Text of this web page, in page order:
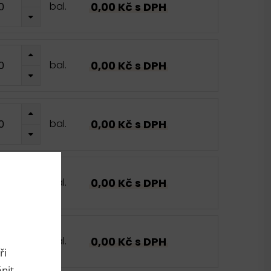
bal. 0,00 Kč s DPH
bal. 0,00 Kč s DPH
bal. 0,00 Kč s DPH
bal. 0,00 Kč s DPH
bal. 0,00 Kč s DPH